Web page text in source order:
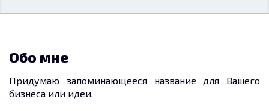
Обо мне
Придумаю запоминающееся название для Вашего
бизнеса или идеи.